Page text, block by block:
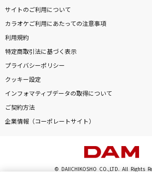
コブクロ
ブルーアンビエンス (feat. asmi)
Mrs. GREEN APPLE
サイトのご利用について
カラオケご利用にあたっての注意事項
利用規約
特定商取引法に基づく表示
プライバシーポリシー
クッキー設定
インフォマティブデータの取得について
ご契約方法
企業情報（コーポレートサイト）
© DAIICHIKOSHO CO.,LTD. All Rights